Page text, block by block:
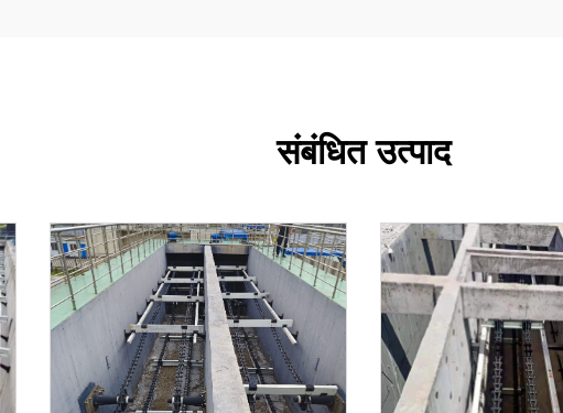
संबंधित उत्पाद